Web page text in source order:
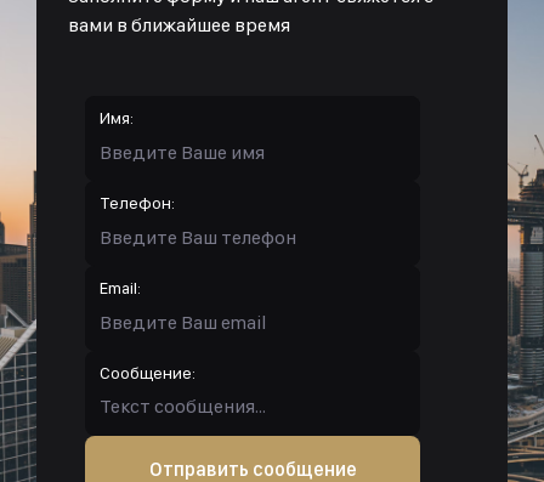
вами в ближайшее время
Имя:
Телефон:
Email:
Сообщение:
Отправить сообщение